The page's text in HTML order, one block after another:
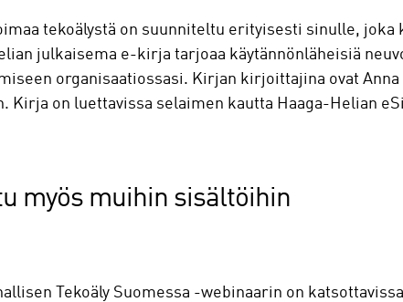
tekoälystä on suunniteltu erityisesti sinulle,
julkaisema e-kirja tarjoaa käytännönläheisiä
organisaatiossasi. Kirjan kirjoittajina ovat
Kirja on luettavissa selaimen kautta Haaga-Helian
myös muihin sisältöihin
Tekoäly Suomessa -webinaarin on